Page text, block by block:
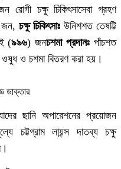
রোগী চক্ষু চিকিৎসাসেবা গ্রহণ
চক্ষু চিকিৎসাঃ উনিশশত তেষট্টি
(৯৯৬) জনচশমা প্রদানঃ পাঁচশত
ওষুধ ও চশমা বিতরণ করা হয়।
ডাক্তার
ছানি অপারেশনের প্রয়োজন
চট্টগ্রাম লায়ন্স দাতব্য চক্ষু